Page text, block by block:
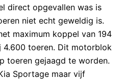
direct opgevallen was is
niet echt geweldig is.
maximum koppel van 194
toeren. Dit motorblok
toeren gejaagd te worden.
Sportage maar vijf